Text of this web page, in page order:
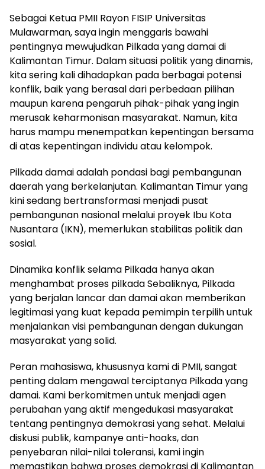
Sebagai Ketua PMII Rayon FISIP Universitas
Mulawarman, saya ingin menggaris bawahi
pentingnya mewujudkan Pilkada yang damai di
Kalimantan Timur. Dalam situasi politik yang dinamis,
kita sering kali dihadapkan pada berbagai potensi
konflik, baik yang berasal dari perbedaan pilihan
maupun karena pengaruh pihak-pihak yang ingin
merusak keharmonisan masyarakat. Namun, kita
harus mampu menempatkan kepentingan bersama
di atas kepentingan individu atau kelompok.
Pilkada damai adalah pondasi bagi pembangunan
daerah yang berkelanjutan. Kalimantan Timur yang
kini sedang bertransformasi menjadi pusat
pembangunan nasional melalui proyek Ibu Kota
Nusantara (IKN), memerlukan stabilitas politik dan
sosial.
Dinamika konflik selama Pilkada hanya akan
menghambat proses pilkada Sebaliknya, Pilkada
yang berjalan lancar dan damai akan memberikan
legitimasi yang kuat kepada pemimpin terpilih untuk
menjalankan visi pembangunan dengan dukungan
masyarakat yang solid.
Peran mahasiswa, khususnya kami di PMII, sangat
penting dalam mengawal terciptanya Pilkada yang
damai. Kami berkomitmen untuk menjadi agen
perubahan yang aktif mengedukasi masyarakat
tentang pentingnya demokrasi yang sehat. Melalui
diskusi publik, kampanye anti-hoaks, dan
penyebaran nilai-nilai toleransi, kami ingin